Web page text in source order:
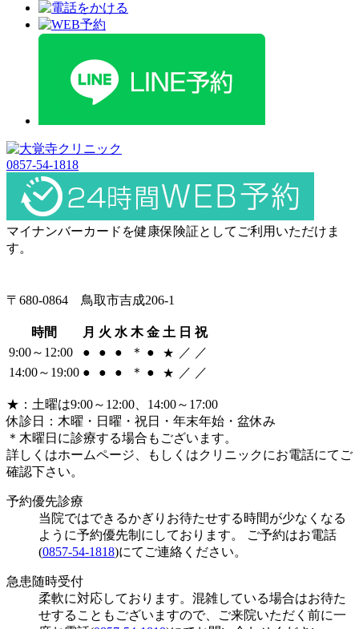
0857-54-1818
マイナンバーカードを健康保険証としてご利用いただけま
す。
〒680-0864 鳥取市吉成206-1
時間 月 火 水 木 金 土 日 祝
9:00～12:00
● ● ● ＊ ● ★ ／ ／
14:00～19:00 ● ● ● ＊ ● ★ ／ ／
★ ：土曜は9:00～12:00、14:00～17:00
休診日：木曜・日曜・祝日・年末年始・盆休み
＊ 木曜日に診療する場合もございます。
詳しくはホームページ、もしくはクリニックにお電話にてご
確認下さい。
予約優先診療
当院ではできるかぎりお待たせする時間が少なくなる
ように予約優先制にしております。 ご予約はお電話
(0857-54-1818)にてご連絡ください。
急患随時受付
柔軟に対応しております。混雑している場合はお待た
せすることもございますので、ご来院いただく前に一